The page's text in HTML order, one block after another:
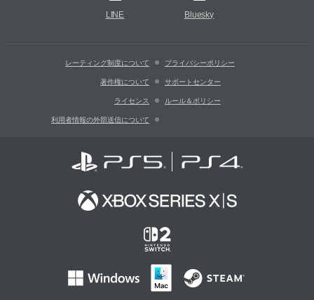
LINE Bluesky
レーティング制度について プライバシーポリシー
著作権について サポートセンター
ライセンス ルール＆ポリシー
利用者情報の外部送信について